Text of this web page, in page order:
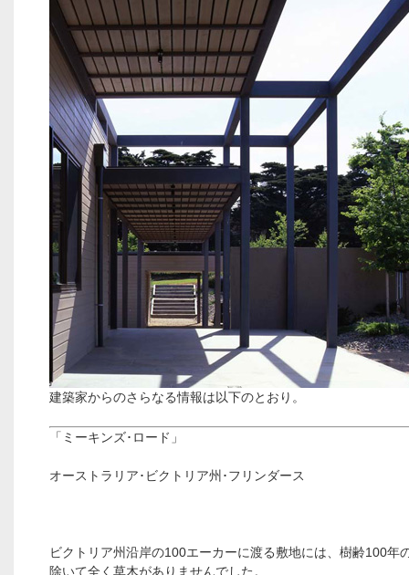
建築家からのさらなる情報は以下のとおり。
「ミーキンズ･ロード」
オーストラリア･ビクトリア州･フリンダース
ビクトリア州沿岸の100エーカーに渡る敷地には、樹齢100年
除いて全く草木がありませんでした。